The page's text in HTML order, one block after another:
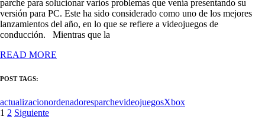
parche para solucionar varios problemas que venía presentando su
versión para PC. Este ha sido considerado como uno de los mejores
lanzamientos del año, en lo que se refiere a videojuegos de
conducción. Mientras que la
READ MORE
POST TAGS:
actualizacionordenadoresparchevideojuegosXbox
Paginación
1 2 Siguiente